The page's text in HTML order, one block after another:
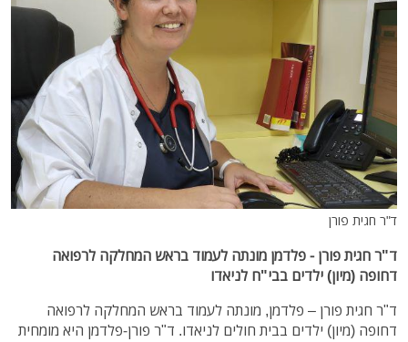
ד"ר חגית פורן
ד"ר חגית פורן - פלדמן מונתה לעמוד בראש המחלקה לרפואה
דחופה (מיון) ילדים בבי"ח לניאדו
ד"ר חגית פורן – פלדמן, מונתה לעמוד בראש המחלקה לרפואה
דחופה (מיון) ילדים בבית חולים לניאדו. ד"ר פורן-פלדמן היא מומחית